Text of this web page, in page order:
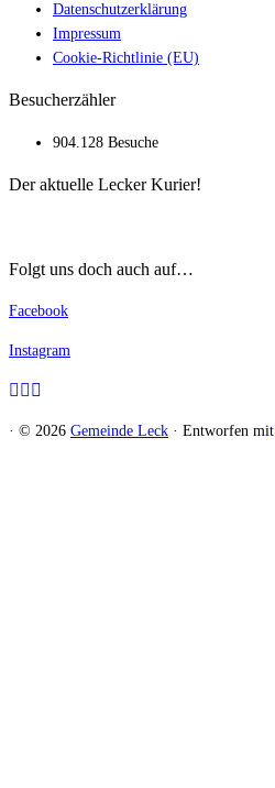
Datenschutzerklärung
Impressum
Cookie-Richtlinie (EU)
Besucherzähler
904.128 Besuche
Der aktuelle Lecker Kurier!
Folgt uns doch auch auf…
Facebook
Instagram
· © 2026 Gemeinde Leck · Entworfen mit